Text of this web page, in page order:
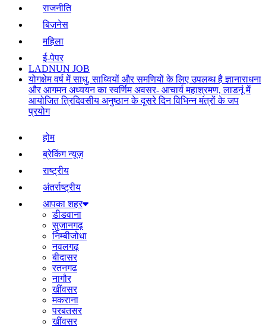
राजनीति
बिज़नेस
महिला
ई-पेपर
LADNUN JOB
योगक्षेम वर्ष में साधु, साध्वियों और समणियों के लिए उपलब्ध है ज्ञानाराधना
और आगमन अध्ययन का स्वर्णिम अवसर- आचार्य महाश्रमण, लाडनूं में
आयोजित त्रिदिवसीय अनुष्ठान के दूसरे दिन विभिन्न मंत्रों के जप
प्रयोग
होम
ब्रेकिंग न्यूज़
राष्ट्रीय
अंतर्राष्ट्रीय
आपका शहर
डीडवाना
सुजानगढ़
निम्बीजोधा
नवलगढ़
बीदासर
रतनगढ
नागौर
खींवसर
मकराना
परबतसर
खींवसर